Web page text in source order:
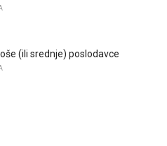
(ili srednje) poslodavce